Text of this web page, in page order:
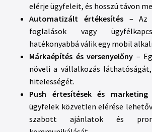
elérje ügyfeleit, és hosszú távon
Automatizált értékesítés– Az
foglalások vagy
hatékonyabbá válik egy mobil
Márkaépítés és versenyelőny –
növeli a vállalkozás
hitelességét.
Push értesítések és marketing
ügyfelek közvetlen elérése
szabott ajánlatok és